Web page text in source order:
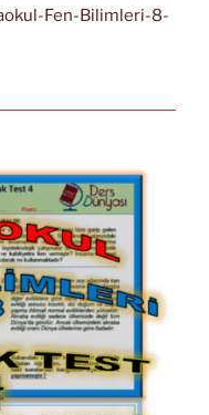
Fen-Bilimleri-8-